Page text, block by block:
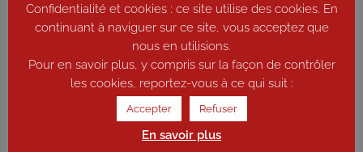
Bouchées apéro au comté 100
Pain au chocolat
Ajouter au panier
Confidentialité et cookies : ce site utilise des cookies. En
continuant à naviguer sur ce site, vous acceptez que
nous en utilisions.
Pour en savoir plus, y compris sur la façon de contrôler
les cookies, reportez-vous à ce qui suit :
Accepter Refuser
En savoir plus